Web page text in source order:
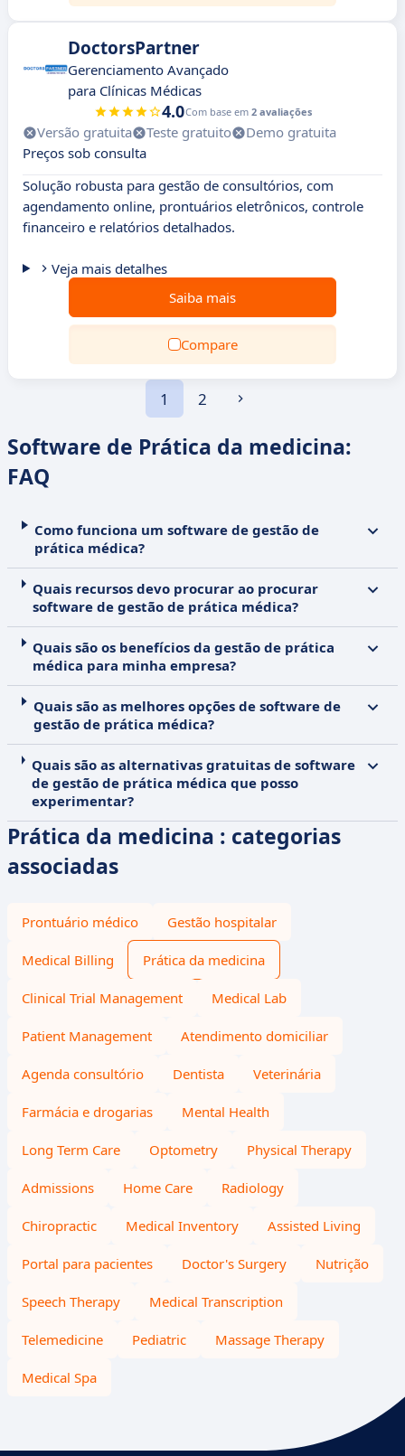
DoctorsPartner
Gerenciamento Avançado
para Clínicas Médicas
4.0Com base em 2 avaliações
Versão gratuita Teste gratuito
Demo gratuita
Preços sob consulta
Solução robusta para gestão de consultórios, com
agendamento online, prontuários eletrônicos, controle
financeiro e relatórios detalhados.
Veja mais detalhes
Saiba mais
Compare
1 2
Software de Prática da medicina:
FAQ
Como funciona um software de gestão de
prática médica?
Quais recursos devo procurar ao procurar
software de gestão de prática médica?
Quais são os benefícios da gestão de prática
médica para minha empresa?
Quais são as melhores opções de software de
gestão de prática médica?
Quais são as alternativas gratuitas de software
de gestão de prática médica que posso
experimentar?
Prática da medicina : categorias
associadas
Prontuário médico Gestão hospitalar
Medical Billing Prática da medicina
Clinical Trial Management Medical Lab
Patient Management Atendimento domiciliar
Agenda consultório Dentista Veterinária
Farmácia e drogarias Mental Health
Long Term Care Optometry Physical Therapy
Admissions Home Care Radiology
Chiropractic Medical Inventory Assisted Living
Portal para pacientes Doctor's Surgery Nutrição
Speech Therapy Medical Transcription
Telemedicine Pediatric Massage Therapy
Medical Spa